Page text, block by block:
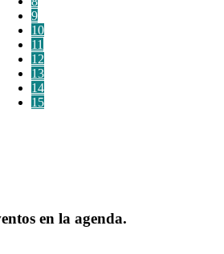
9
10
11
12
13
14
15
en la agenda.